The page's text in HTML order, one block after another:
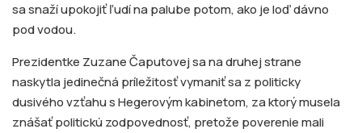
sa snaží upokojiť ľudí na palube potom, ako je loď dávno
pod vodou.
Prezidentke Zuzane Čaputovej sa na druhej strane
naskytla jedinečná príležitosť vymaniť sa z politicky
dusivého vzťahu s Hegerovým kabinetom, za ktorý musela
znášať politickú zodpovednosť, pretože poverenie mali